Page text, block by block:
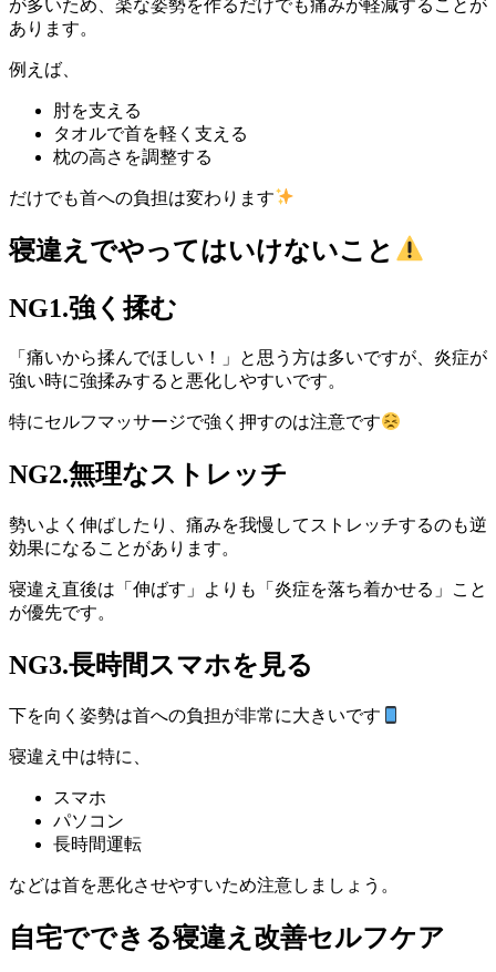
が多いため、楽な姿勢を作るだけでも痛みが軽減することが
あります。
例えば、
肘を支える
タオルで首を軽く支える
枕の高さを調整する
だけでも首への負担は変わります
寝違えでやってはいけないこと
NG1.強く揉む
「痛いから揉んでほしい！」と思う方は多いですが、炎症が
強い時に強揉みすると悪化しやすいです。
特にセルフマッサージで強く押すのは注意です
NG2.無理なストレッチ
勢いよく伸ばしたり、痛みを我慢してストレッチするのも逆
効果になることがあります。
寝違え直後は「伸ばす」よりも「炎症を落ち着かせる」こと
が優先です。
NG3.長時間スマホを見る
下を向く姿勢は首への負担が非常に大きいです
寝違え中は特に、
スマホ
パソコン
長時間運転
などは首を悪化させやすいため注意しましょう。
自宅でできる寝違え改善セルフケア